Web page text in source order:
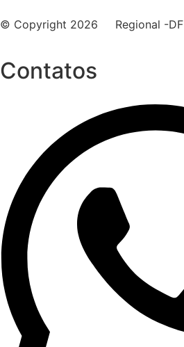
© Copyright 2026 Regional -DF
Contatos